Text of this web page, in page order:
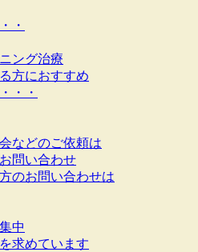
・
ング治療
方におすすめ
・・
などのご依頼は
問い合わせ
のお問い合わせは
中
求めています